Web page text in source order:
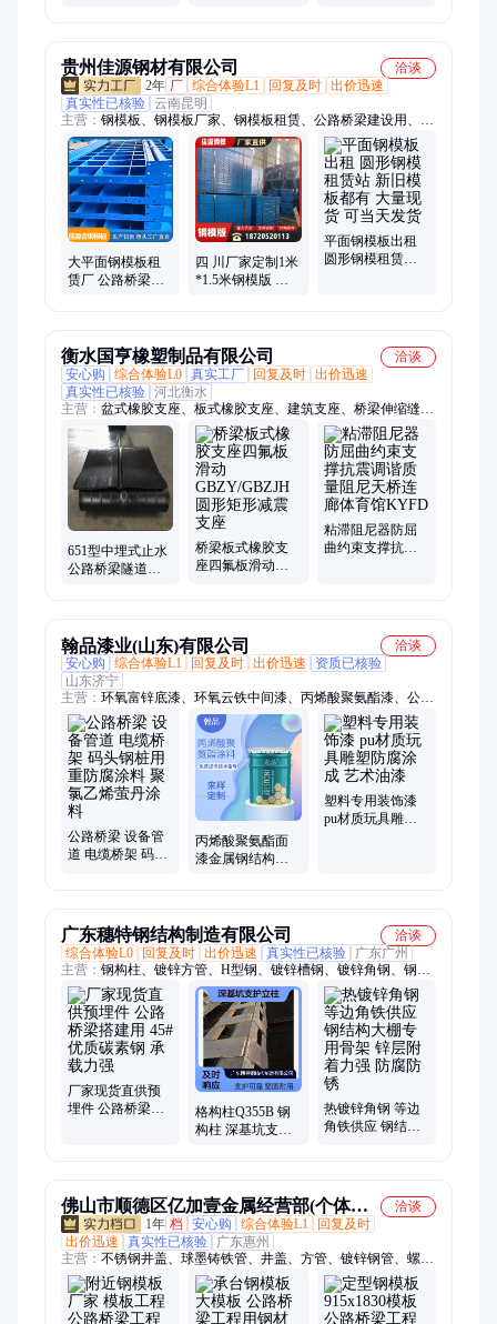
贵州佳源钢材有限公司
洽谈
2年 厂 综合体验L1 回复及时 出价迅速
真实性已核验 云南昆明
主营： 钢模板、钢模板厂家、钢模板租赁、公路桥梁建设用、圆
柱钢模板、平面钢模板、箱梁钢模板、台车钢模、T梁钢模、钢
模板出租、塑料模板、塑钢模板、架子管、二手架子管、回收钢
模板、防撞墙钢模板、二手钢模板、贵州钢模板、四川钢模板、
二手塑料模板、重庆钢模板、广西钢模板、甘肃钢模板、陕西钢
模板
大平面钢模板租
赁厂 公路桥梁建
四 川厂家定制1米
*1.5米钢模版 平
平面钢模板出租
圆形钢模租赁站
衡水国亨橡塑制品有限公司
洽谈
安心购
综合体验L0 真实工厂 回复及时 出价迅速
真实性已核验 河北衡水
主营： 盆式橡胶支座、板式橡胶支座、建筑支座、桥梁伸缩缝、
桥梁橡胶支座、橡胶止水带、网架球铰支座、球型钢支座、单组
份聚硫密封胶、双组份聚硫密封胶、双组份聚氨酯密封胶、单组
份聚氨酯密封胶、橡胶气囊、遇水膨胀止水胶、管道封堵气囊、
建筑隔震软管
651型中埋式止水
公路桥梁隧道施
桥梁板式橡胶支
座四氟板滑动
粘滞阻尼器防屈
曲约束支撑抗震
翰品漆业(山东)有限公司
洽谈
安心购
综合体验L1 回复及时 出价迅速
资质已核验
山东济宁
主营： 环氧富锌底漆、环氧云铁中间漆、丙烯酸聚氨酯漆、公路
桥梁、有机硅耐高温漆、氟碳漆
公路桥梁 设备管
道 电缆桥架 码头
丙烯酸聚氨酯面
漆金属钢结构防
塑料专用装饰漆
pu材质玩具雕塑
广东穗特钢结构制造有限公司
洽谈
综合体验L0
回复及时 出价迅速 真实性已核验
广东广州
主营： 钢构柱、镀锌方管、H型钢、镀锌槽钢、镀锌角钢、钢
板、钢护筒、钢模板、钢支撑、格构柱、工字钢、焊管、活络
端、加工件、螺旋管、无缝管、箱型柱、预埋板、地脚螺栓、涂
塑管、隧道轨枕、钢结构桁架、钢结构立柱、钢板卷管、角钢钢
立柱
厂家现货直供预
埋件 公路桥梁搭
格构柱Q355B 钢
构柱 深基坑支护
热镀锌角钢 等边
角铁供应 钢结构
佛山市顺德区亿加壹金属经营部(个体工
商户)
洽谈
1年 档 安心购 综合体验L1
回复及时
出价迅速
真实性已核验
广东惠州
主营： 不锈钢井盖、球墨铸铁管、井盖、方管、镀锌钢管、螺旋
管、声测管、钢材、槽钢、工字钢、精密钢管、防腐无缝钢管、
圆钢、扁钢、直缝钢管、排水沟盖板、钢铁、地脚螺栓、管材、
涂塑钢管、彩钢瓦、无缝管、钢花管、镀锌角钢、大口径直缝钢